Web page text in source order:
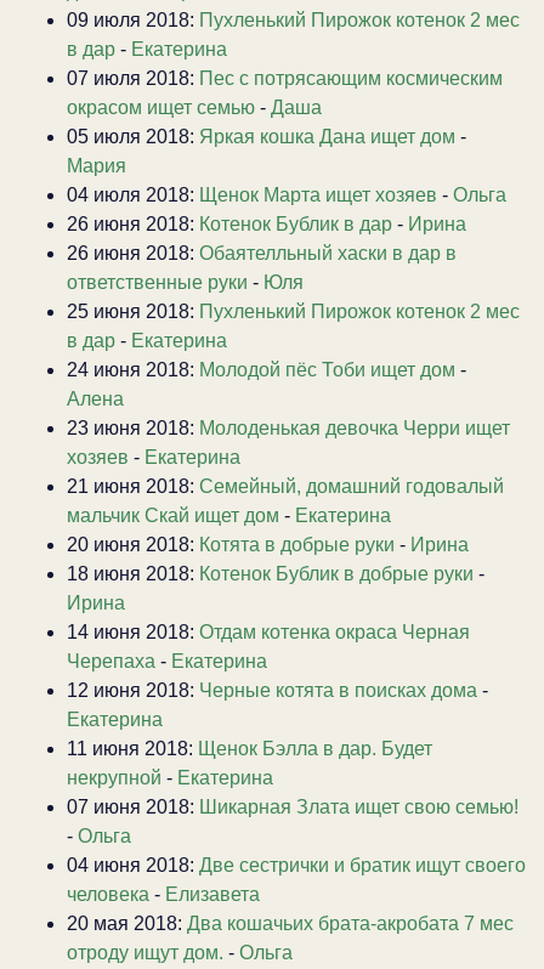
09 июля 2018: Пухленький Пирожок котенок 2 мес
в дар - Екатерина
07 июля 2018: Пес с потрясающим космическим
окрасом ищет семью - Даша
05 июля 2018: Яркая кошка Дана ищет дом -
Мария
04 июля 2018: Щенок Марта ищет хозяев - Ольга
26 июня 2018: Котенок Бублик в дар - Ирина
26 июня 2018: Обаятелльный хаски в дар в
ответственные руки - Юля
25 июня 2018: Пухленький Пирожок котенок 2 мес
в дар - Екатерина
24 июня 2018: Молодой пёс Тоби ищет дом -
Алена
23 июня 2018: Молоденькая девочка Черри ищет
хозяев - Екатерина
21 июня 2018: Семейный, домашний годовалый
мальчик Скай ищет дом - Екатерина
20 июня 2018: Котята в добрые руки - Ирина
18 июня 2018: Котенок Бублик в добрые руки -
Ирина
14 июня 2018: Отдам котенка окраса Черная
Черепаха - Екатерина
12 июня 2018: Черные котята в поисках дома -
Екатерина
11 июня 2018: Щенок Бэлла в дар. Будет
некрупной - Екатерина
07 июня 2018: Шикарная Злата ищет свою семью!
- Ольга
04 июня 2018: Две сестрички и братик ищут своего
человека - Елизавета
20 мая 2018: Два кошачьих брата-акробата 7 мес
отроду ищут дом. - Ольга